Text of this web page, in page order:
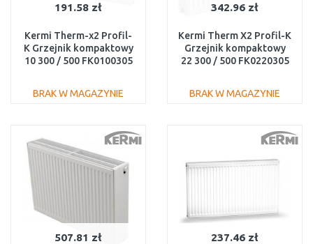
191.58 zł
Kermi Therm-x2 Profil-
K Grzejnik kompaktowy
10 300 / 500 FK0100305
BRAK W MAGAZYNIE
Do porównania
342.96 zł
Kermi Therm X2 Profil-K
Grzejnik kompaktowy
22 300 / 500 FK0220305
BRAK W MAGAZYNIE
Do porównania
507.81 zł 237.46 zł